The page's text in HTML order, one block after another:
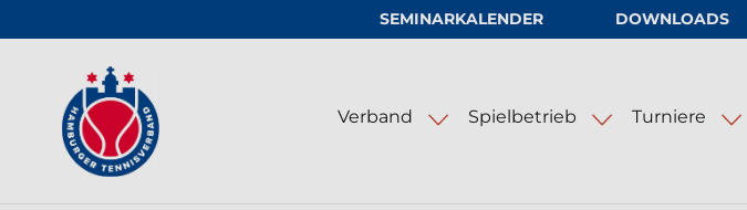
SEMINARKALENDER DOWNLOADS
Logo vom Hamburger Tennis-Verband e.V.
Verband Spielbetrieb Turniere